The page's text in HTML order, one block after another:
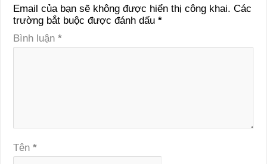
Email của bạn sẽ không được hiển thị công khai. Các
trường bắt buộc được đánh dấu*
Bình luận*
Tên*